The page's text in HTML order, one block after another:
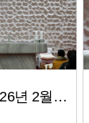
성서 40주간 개강 2026년 2월 25일